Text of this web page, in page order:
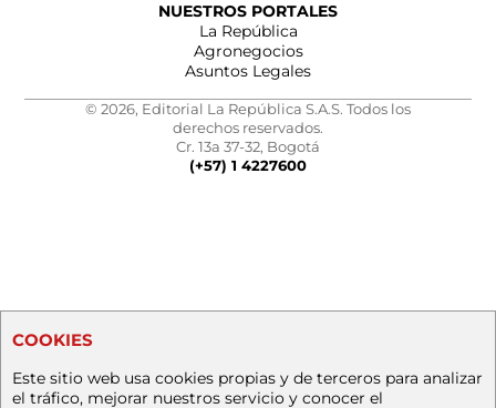
NUESTROS PORTALES
La República
Agronegocios
Asuntos Legales
© 2026, Editorial La República S.A.S. Todos los
derechos reservados.
Cr. 13a 37-32, Bogotá
(+57) 1 4227600
COOKIES
Este sitio web usa cookies propias y de terceros para analizar
el tráfico, mejorar nuestros servicio y conocer el